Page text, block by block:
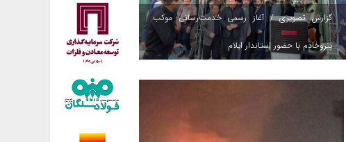
گزارش تصویری / آغاز رسمی خدمت‌رسانی موکب
پتروخادم با حضور استاندار ایلام